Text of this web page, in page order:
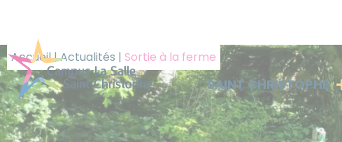
SAINT CHRISTOPHE
Accueil|Actualités | Sortie à la ferme